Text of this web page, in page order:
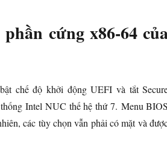
cứng x86-64
chế độ khởi động UEFI và tắt
Intel NUC thế hệ thứ 7. Menu BIOS
các tùy chọn vẫn phải có mặt và